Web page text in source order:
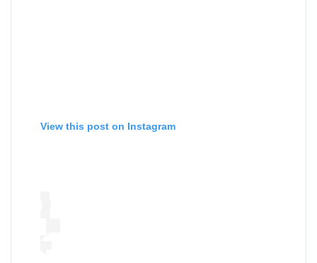
View this post on Instagram